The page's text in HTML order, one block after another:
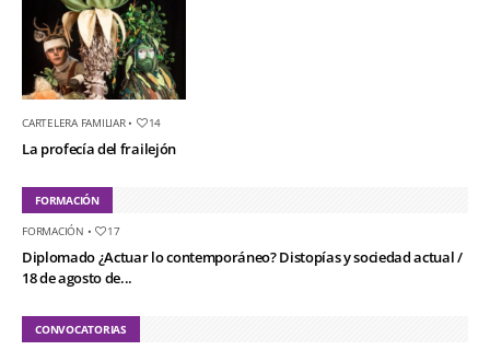
CARTELERA FAMILIAR• 14
La profecía del frailejón
FORMACIÓN
FORMACIÓN • 17
Diplomado ¿Actuar lo contemporáneo? Distopías y sociedad actual /
18 de agosto de...
CONVOCATORIAS